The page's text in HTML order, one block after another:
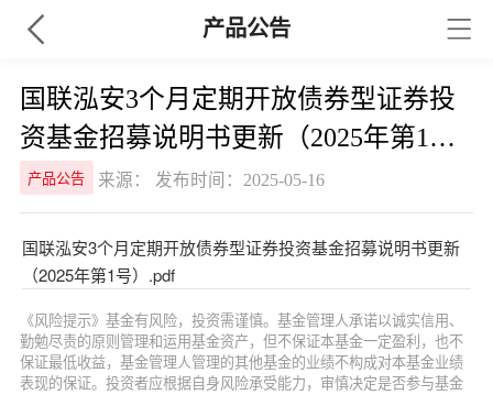
产品公告
国联泓安3个月定期开放债券型证券投
资基金招募说明书更新（2025年第1
号）
产品公告 来源： 发布时间：2025-05-16
国联泓安3个月定期开放债券型证券投资基金招募说明书更新
（2025年第1号）.pdf
《风险提示》基金有风险，投资需谨慎。基金管理人承诺以诚实信用、
勤勉尽责的原则管理和运用基金资产，但不保证本基金一定盈利，也不
保证最低收益，基金管理人管理的其他基金的业绩不构成对本基金业绩
表现的保证。投资者应根据自身风险承受能力，审慎决定是否参与基金